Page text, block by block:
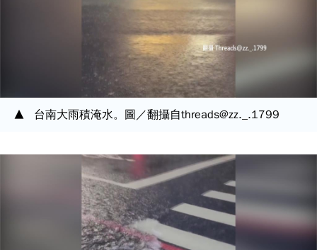
台南大雨積淹水。圖／翻攝自threads@zz._.1799